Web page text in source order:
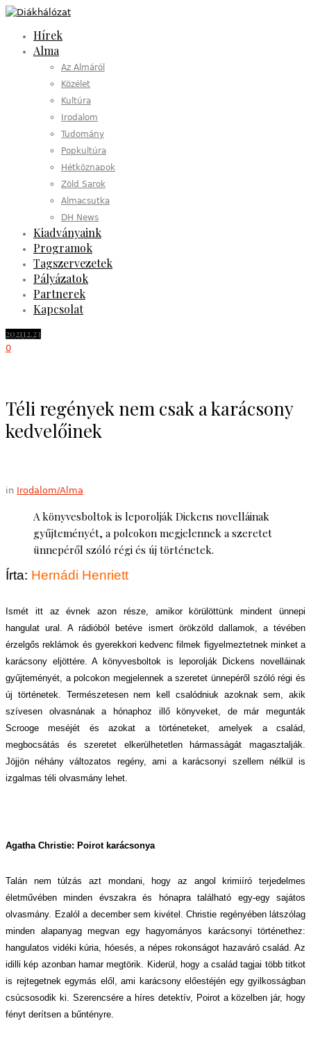
Hírek
Alma
Az Almáról
Közélet
Kultúra
Irodalom
Tudomány
Popkultúra
Hétköznapok
Zöld Sarok
Almacsutka
DH News
Kiadványaink
Programok
Tagszervezetek
Pályázatok
Partnerek
Kapcsolat
202112.23
0
Téli regények nem csak a karácsony
kedvelőinek
in Irodalom/Alma
A könyvesboltok is leporolják Dickens novelláinak
gyűjteményét, a polcokon megjelennek a szeretet
ünnepéről szóló régi és új történetek.
Írta: Hernádi Henriett
Ismét itt az évnek azon része, amikor körülöttünk mindent ünnepi
hangulat ural. A rádióból betéve ismert örökzöld dallamok, a tévében
érzelgős reklámok és gyerekkori kedvenc filmek figyelmeztetnek minket a
karácsony eljöttére. A könyvesboltok is leporolják Dickens novelláinak
gyűjteményét, a polcokon megjelennek a szeretet ünnepéről szóló régi és
új történetek. Természetesen nem kell csalódniuk azoknak sem, akik
szívesen olvasnának a hónaphoz illő könyveket, de már megunták
Scrooge meséjét és azokat a történeteket, amelyek a család,
megbocsátás és szeretet elkerülhetetlen hármasságát magasztalják.
Jöjjön néhány változatos regény, ami a karácsonyi szellem nélkül is
izgalmas téli olvasmány lehet.
Agatha Christie: Poirot karácsonya
Talán nem túlzás azt mondani, hogy az angol krimiíró terjedelmes
életművében minden évszakra és hónapra található egy-egy sajátos
olvasmány. Ezalól a december sem kivétel. Christie regényében látszólag
minden alapanyag megvan egy hagyományos karácsonyi történethez:
hangulatos vidéki kúria, hóesés, a népes rokonságot hazaváró család. Az
idilli kép azonban hamar megtörik. Kiderül, hogy a család tagjai több titkot
is rejtegetnek egymás elől, ami karácsony előestéjén egy gyilkosságban
csúcsosodik ki. Szerencsére a híres detektív, Poirot a közelben jár, hogy
fényt derítsen a bűntényre.